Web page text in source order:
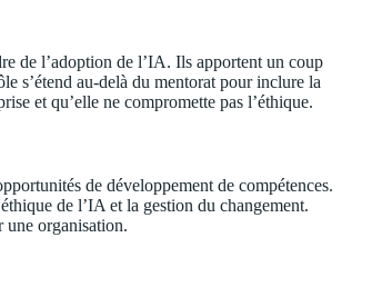
de l’adoption de l’IA. Ils apportent un coup
s’étend au-delà du mentorat pour inclure la
et qu’elle ne compromette pas l’éthique.
de développement de compétences.
de l’IA et la gestion du changement.
une organisation.